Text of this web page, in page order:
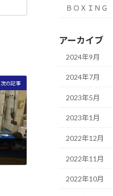
次の記事
ＢＯＸＩＮＧ
アーカイブ
2024年9月
2024年7月
2023年5月
2023年1月
2022年12月
2022年11月
2022年10月